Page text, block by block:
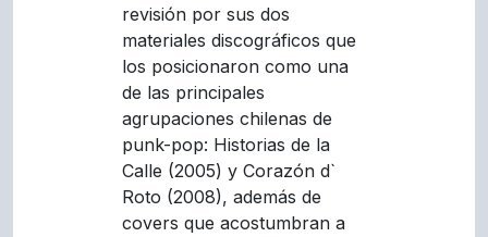
revisión por sus dos
materiales discográficos que
los posicionaron como una
de las principales
agrupaciones chilenas de
punk-pop: Historias de la
Calle (2005) y Corazón d`
Roto (2008), además de
covers que acostumbran a